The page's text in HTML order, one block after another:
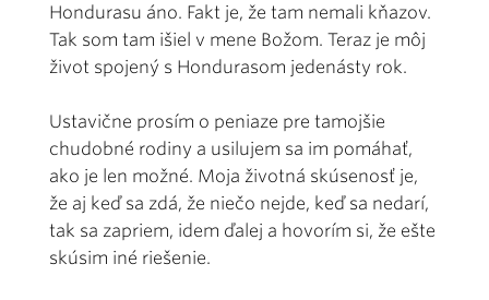
Hondurasu áno. Fakt je, že tam nemali kňazov.
Tak som tam išiel v mene Božom. Teraz je môj
život spojený s Hondurasom jedenásty rok.
Ustavične prosím o peniaze pre tamojšie
chudobné rodiny a usilujem sa im pomáhať,
ako je len možné. Moja životná skúsenosť je,
že aj keď sa zdá, že niečo nejde, keď sa nedarí,
tak sa zapriem, idem ďalej a hovorím si, že ešte
skúsim iné riešenie.